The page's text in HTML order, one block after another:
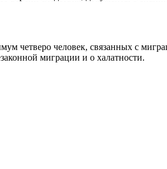
четверо человек, связанных с
миграции и о халатности.